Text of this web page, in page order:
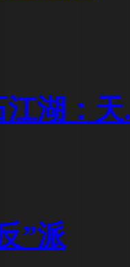
江湖：天
”派